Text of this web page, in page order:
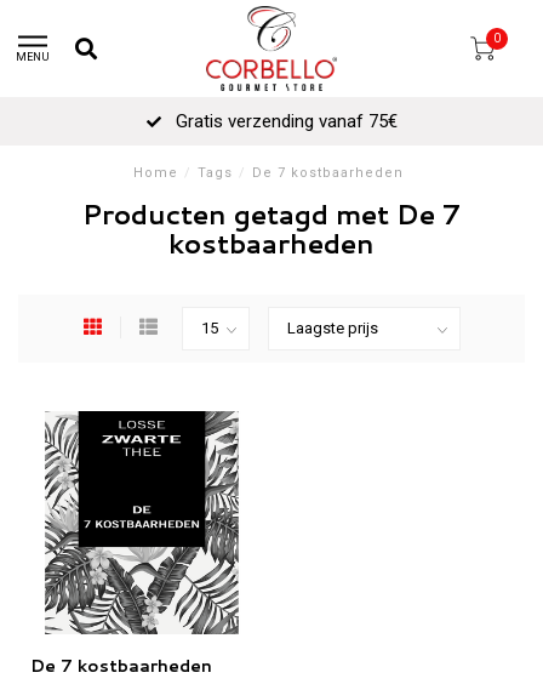
MENU
0
Gratis verzending vanaf 75€
Home / Tags / De 7 kostbaarheden
Producten getagd met De 7
kostbaarheden
De 7 kostbaarheden